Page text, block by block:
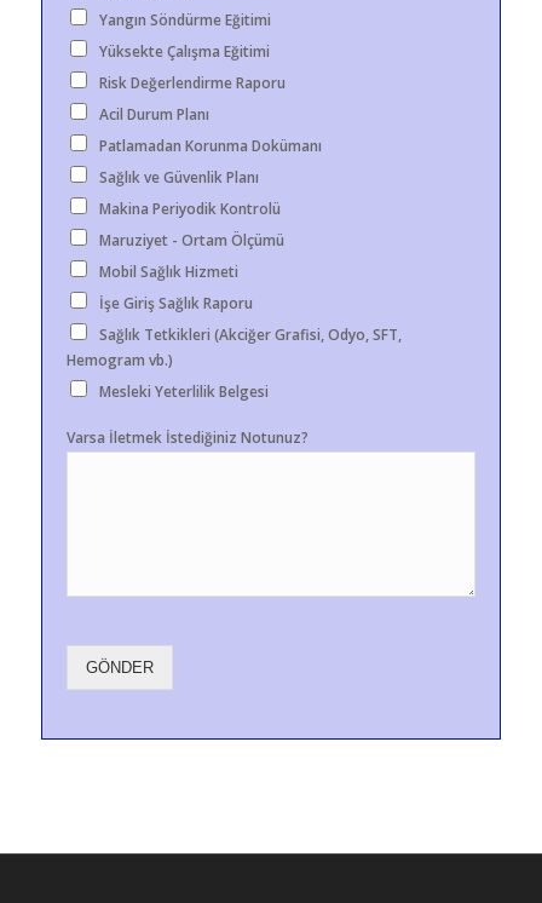
Yangın Söndürme Eğitimi
Yüksekte Çalışma Eğitimi
Risk Değerlendirme Raporu
Acil Durum Planı
Patlamadan Korunma Dokümanı
Sağlık ve Güvenlik Planı
Makina Periyodik Kontrolü
Maruziyet - Ortam Ölçümü
Mobil Sağlık Hizmeti
İşe Giriş Sağlık Raporu
Sağlık Tetkikleri (Akciğer Grafisi, Odyo, SFT,
Hemogram vb.)
Mesleki Yeterlilik Belgesi
Varsa İletmek İstediğiniz Notunuz?
GÖNDER